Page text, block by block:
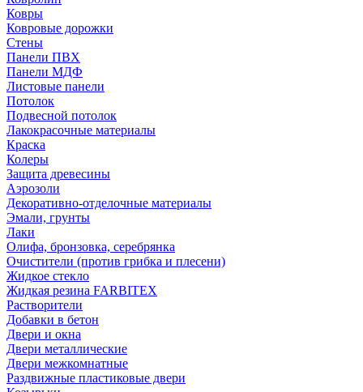
Ковры
Ковровые дорожки
Стены
Панели ПВХ
Панели МДФ
Листовые панели
Потолок
Подвесной потолок
Лакокрасочные материалы
Краска
Колеры
Защита древесины
Аэрозоли
Декоративно-отделочные материалы
Эмали, грунты
Лаки
Олифа, бронзовка, серебрянка
Очистители (против грибка и плесени)
Жидкое стекло
Жидкая резина FARBITEX
Растворители
Добавки в бетон
Двери и окна
Двери металлические
Двери межкомнатные
Раздвижные пластиковые двери